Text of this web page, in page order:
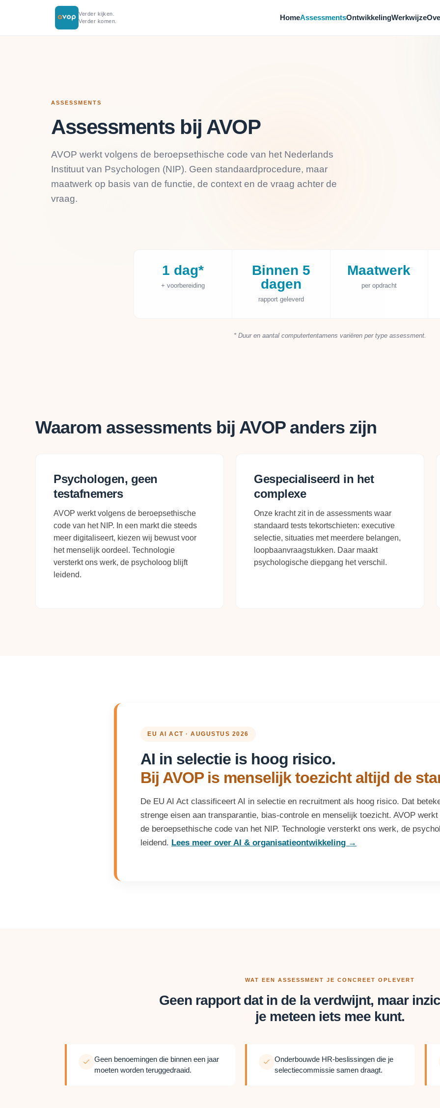
Verder kijken.
Verder komen.
HomeAssessmentsOntwikkelingWerkwijze
ASSESSMENTS
Assessments bij AVOP
AVOP werkt volgens de beroepsethische code van het Nederlands
Instituut van Psychologen (NIP). Geen standaardprocedure, maar
maatwerk op basis van de functie, de context en de vraag achter de
vraag.
1 dag*
+ voorbereiding
Binnen 5
dagen
rapport geleverd
Maatwerk
per opdracht
* Duur en aantal computertentamens variëren per type assessment.
Waarom assessments bij AVOP anders zijn
Psychologen, geen
testafnemers
AVOP werkt volgens de beroepsethische
code van het NIP. In een markt die steeds
meer digitaliseert, kiezen wij bewust voor
het menselijk oordeel. Technologie
versterkt ons werk, de psycholoog blijft
leidend.
Gespecialiseerd in het
complexe
Onze kracht zit in de assessments waar
standaard tests tekortschieten: executive
selectie, situaties met meerdere belangen,
loopbaanvraagstukken. Daar maakt
psychologische diepgang het verschil.
EU AI ACT · AUGUSTUS 2026
AI in selectie is hoog risico.
Bij AVOP is menselijk toezicht altijd de
De EU AI Act classificeert AI in selectie en recruitment als hoog risico. Dat
strenge eisen aan transparantie, bias-controle en menselijk toezicht. AVOP werkt
de beroepsethische code van het NIP. Technologie versterkt ons werk, de
leidend. Lees meer over AI & organisatieontwikkeling →
WAT EEN ASSESSMENT JE CONCREET OPLEVERT
Geen rapport dat in de la verdwijnt, maar
je meteen iets mee kunt.
Geen benoemingen die binnen een jaar
moeten worden teruggedraaid.
Onderbouwde HR-beslissingen die je
selectiecommissie samen draagt.